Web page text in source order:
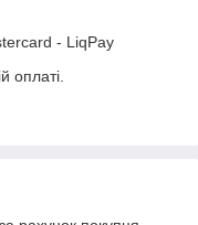
- LiqPay
оплаті.